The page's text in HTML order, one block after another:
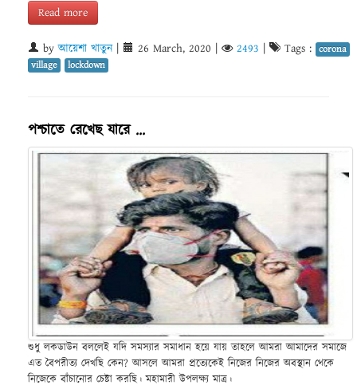
Read more
byআয়েশা খাতুন| 26 March, 2020 2493 Tags : corona
village
lockdown
পশ্চাতে রেখেছ যারে ...
শুধু লকডাউন বললেই যদি সমস্যার সমাধান হয়ে যায় তাহলে আমরা আমাদের সমাজে
এত বৈপরীত্য দেখছি কেন? আসলে আমরা প্রত্যেকেই নিজের নিজের অবস্থান থেকে
নিজেকে বাঁচানোর চেষ্টা করছি। মহামারী উপলক্ষ্য মাত্র।